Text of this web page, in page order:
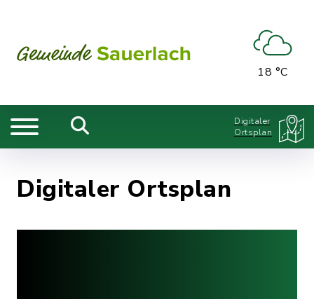
18 °C
Digitaler
Ortsplan
Digitaler Ortsplan